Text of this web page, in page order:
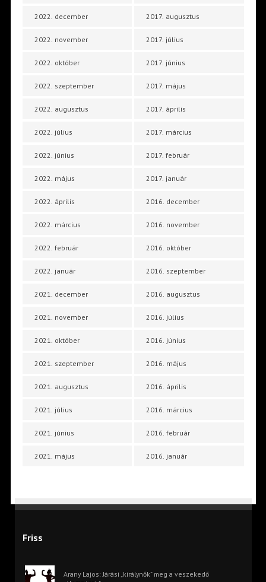
2022. december
2022. november
2022. október
2022. szeptember
2022. augusztus
2022. július
2022. június
2022. május
2022. április
2022. március
2022. február
2022. január
2021. december
2021. november
2021. október
2021. szeptember
2021. augusztus
2021. július
2021. június
2021. május
2017. augusztus
2017. július
2017. június
2017. május
2017. április
2017. március
2017. február
2017. január
2016. december
2016. november
2016. október
2016. szeptember
2016. augusztus
2016. július
2016. június
2016. május
2016. április
2016. március
2016. február
2016. január
Friss
Arany Lajos: Járási „királynők” meg a veszekedő